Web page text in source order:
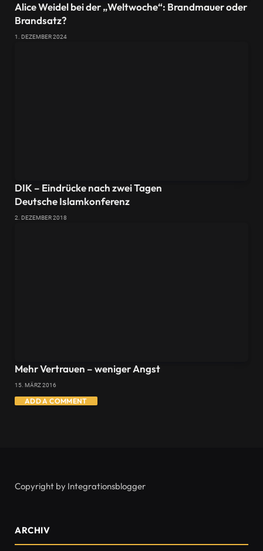
Alice Weidel bei der „Weltwoche“: Brandmauer oder
Brandsatz?
1. DEZEMBER 2024
DIK – Eindrücke nach zwei Tagen
Deutsche Islamkonferenz
2. DEZEMBER 2018
Mehr Vertrauen – weniger Angst
15. MÄRZ 2016
ADD A COMMENT
Copyright by Integrationsblogger
ARCHIV